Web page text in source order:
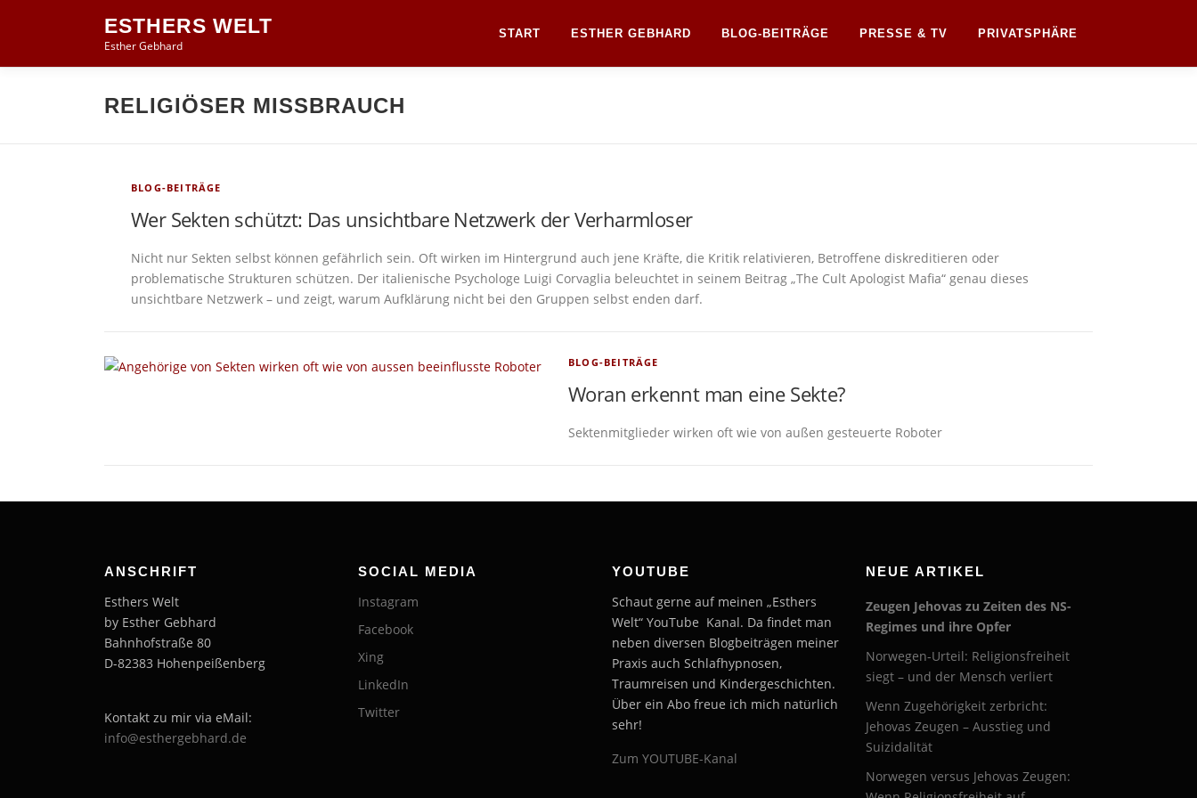
ESTHERS WELT
Esther Gebhard
START ESTHER GEBHARD BLOG-BEITRÄGE PRESSE & TV PRIVATSPHÄRE
RELIGIÖSER MISSBRAUCH
BLOG-BEITRÄGE
Wer Sekten schützt: Das unsichtbare Netzwerk der Verharmloser
Nicht nur Sekten selbst können gefährlich sein. Oft wirken im Hintergrund auch jene Kräfte, die Kritik relativieren, Betroffene diskreditieren oder
problematische Strukturen schützen. Der italienische Psychologe Luigi Corvaglia beleuchtet in seinem Beitrag „The Cult Apologist Mafia“ genau dieses
unsichtbare Netzwerk – und zeigt, warum Aufklärung nicht bei den Gruppen selbst enden darf.
BLOG-BEITRÄGE
Woran erkennt man eine Sekte?
Sektenmitglieder wirken oft wie von außen gesteuerte Roboter
ANSCHRIFT
Esthers Welt
by Esther Gebhard
Bahnhofstraße 80
D-82383 Hohenpeißenberg
Kontakt zu mir via eMail:
info@esthergebhard.de
SOCIAL MEDIA
Instagram
Facebook
Xing
LinkedIn
Twitter
YOUTUBE
Schaut gerne auf meinen „Esthers
Welt“ YouTube Kanal. Da findet man
neben diversen Blogbeiträgen meiner
Praxis auch Schlafhypnosen,
Traumreisen und Kindergeschichten.
Über ein Abo freue ich mich natürlich
sehr!
Zum YOUTUBE-Kanal
NEUE ARTIKEL
Zeugen Jehovas zu Zeiten des NS-
Regimes und ihre Opfer
Norwegen-Urteil: Religionsfreiheit
siegt – und der Mensch verliert
Wenn Zugehörigkeit zerbricht:
Jehovas Zeugen – Ausstieg und
Suizidalität
Norwegen versus Jehovas Zeugen: